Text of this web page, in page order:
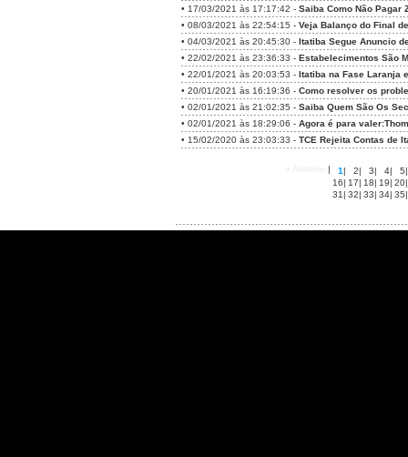
• 17/03/2021 às 17:17:42 - Saiba Como Não Pagar
• 08/03/2021 às 22:54:15 - Veja Balanço do Final
• 04/03/2021 às 20:45:30 - Itatiba Segue Anuncio
• 22/02/2021 às 23:36:33 - Estabelecimentos São
• 22/01/2021 às 20:03:53 - Itatiba na Fase Laranja
• 20/01/2021 às 16:19:36 - Como resolver os
• 02/01/2021 às 21:02:35 - Saiba Quem São Os
• 02/01/2021 às 18:29:06 - Agora é para
• 15/02/2020 às 23:03:33 - TCE Rejeita Contas de
| 1 | 2| 3| 4| 5|
16| 17| 18| 19| 20|
31 | 32| 33| 34| 35|